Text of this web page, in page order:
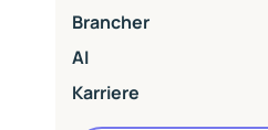
Brancher
Wholesale
AI
AI i udviklingsprocesser
Karriere